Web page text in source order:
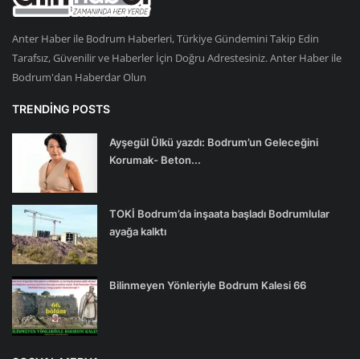
Anter Haber ile Bodrum Haberleri, Türkiye Gündemini Takip Edin
Tarafsız, Güvenilir ve Haberler İçin Doğru Adrestesiniz. Anter Haber ile
Bodrum'dan Haberdar Olun
TRENDING POSTS
Ayşegül Ülkü yazdı: Bodrum’un Geleceğini
Korumak- Beton...
TOKİ Bodrum’da inşaata başladı Bodrumlular
ayağa kalktı
Bilinmeyen Yönleriyle Bodrum Kalesi 66